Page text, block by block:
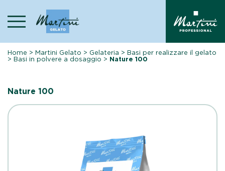
content
Home >Martini Gelato > Gelateria >Basi per realizzare il gelato
>Basi in polvere a dosaggio > Nature 100
Nature 100